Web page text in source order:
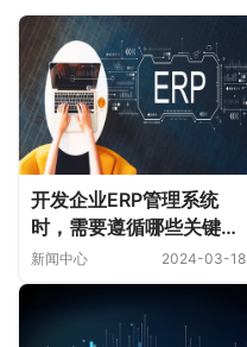
开发企业ERP管理系统
时，需要遵循哪些关键原
则？
新闻中心 2024-03-18